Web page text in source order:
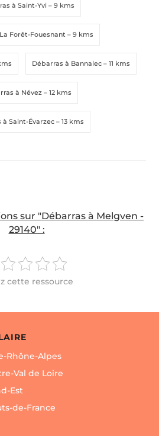
à Saint-Yvi – 9 kms
Forêt-Fouesnant – 9 kms
Débarras à Bannalec– 11 kms
à Névez– 12 kms
à Saint-Évarzec– 13 kms
sur "Débarras à Melgven -
29140" :
cette ressource
Rhône-Alpes
Val de Loire
Est
de-France